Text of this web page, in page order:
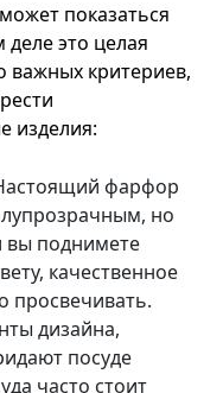
показаться
это целая
важных критериев,
изделия:
фарфор
но
вы поднимете
качественное
просвечивать.
дизайна,
посуде
часто стоит